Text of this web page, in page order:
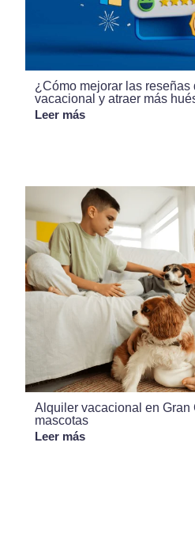
¿Cómo mejorar las reseñas
vacacional y atraer más
Leer más
Alquiler vacacional en Gran
mascotas
Leer más